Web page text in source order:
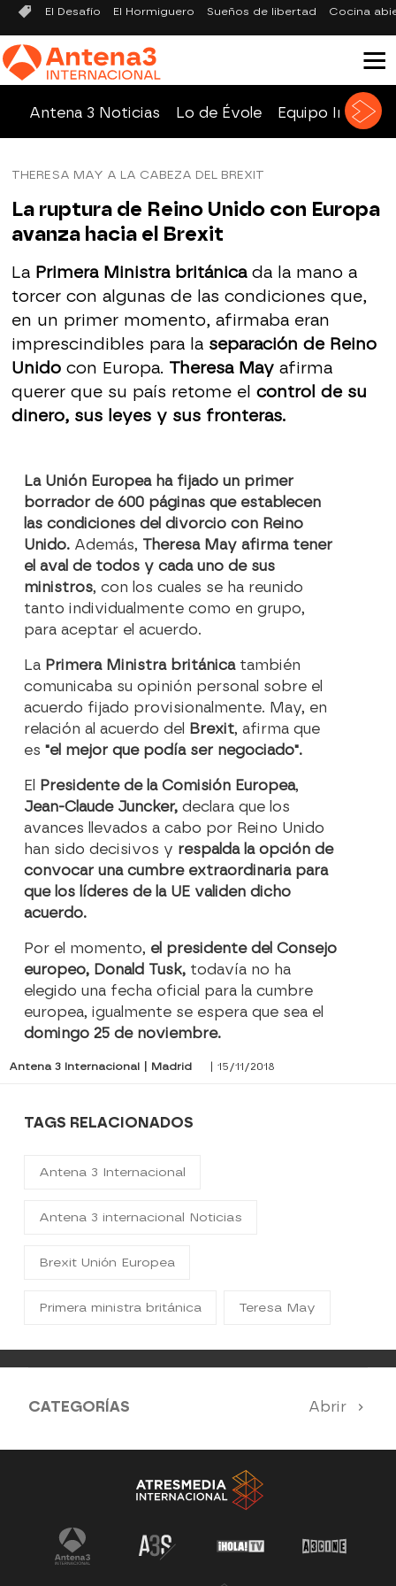
El Desafío El Hormiguero Sueños de libertad Cocina
Antena 3 Noticias Lo de Évole Equipo
THERESA MAY A LA CABEZA DEL BREXIT
La ruptura de Reino Unido con Europa
avanza hacia el Brexit
La Primera Ministra británicada la mano a
torcer con algunas de las condiciones que,
en un primer momento, afirmaba eran
imprescindibles para la separación de Reino
Unido con Europa. Theresa May afirma
querer que su país retome el control de su
dinero, sus leyes y sus fronteras.
La Unión Europea ha fijado un primer
borrador de 600 páginas que establecen
las condiciones del divorcio con Reino
Unido. Además, Theresa May afirma tener
el aval de todos y cada uno de sus
ministros, con los cuales se ha reunido
tanto individualmente como en grupo,
para aceptar el acuerdo.
La Primera Ministra británica también
comunicaba su opinión personal sobre el
acuerdo fijado provisionalmente. May, en
relación al acuerdo del Brexit, afirma que
es"el mejor que podía ser negociado".
El Presidente de la Comisión Europea,
Jean-Claude Juncker,declara que los
avances llevados a cabo por Reino Unido
han sido decisivos y respalda la opción de
convocar una cumbre extraordinaria para
que los líderes de la UE validen dicho
acuerdo.
Por el momento, el presidente del Consejo
europeo, Donald Tusk, todavía no ha
elegido una fecha oficial para la cumbre
europea, igualmente se espera que sea el
domingo 25 de noviembre.
Antena 3 Internacional | Madrid | 15/11/2018
TAGS RELACIONADOS
Antena 3 Internacional
Antena 3 internacional Noticias
Brexit Unión Europea
Primera ministra británica Teresa May
CATEGORÍAS Abrir
Antena 3 Noticias El Hormiguero
Tu cara me suena Pasapalabra